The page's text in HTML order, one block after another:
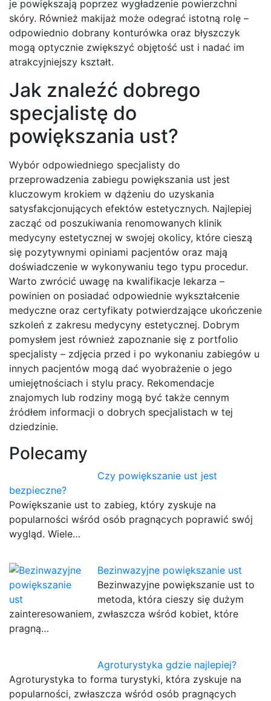
je powiększają poprzez wygładzenie powierzchni
skóry. Również makijaż może odegrać istotną rolę –
odpowiednio dobrany konturówka oraz błyszczyk
mogą optycznie zwiększyć objętość ust i nadać im
atrakcyjniejszy kształt.
Jak znaleźć dobrego
specjalistę do
powiększania ust?
Wybór odpowiedniego specjalisty do
przeprowadzenia zabiegu powiększania ust jest
kluczowym krokiem w dążeniu do uzyskania
satysfakcjonujących efektów estetycznych. Najlepiej
zacząć od poszukiwania renomowanych klinik
medycyny estetycznej w swojej okolicy, które cieszą
się pozytywnymi opiniami pacjentów oraz mają
doświadczenie w wykonywaniu tego typu procedur.
Warto zwrócić uwagę na kwalifikacje lekarza –
powinien on posiadać odpowiednie wykształcenie
medyczne oraz certyfikaty potwierdzające ukończenie
szkoleń z zakresu medycyny estetycznej. Dobrym
pomysłem jest również zapoznanie się z portfolio
specjalisty – zdjęcia przed i po wykonaniu zabiegów u
innych pacjentów mogą dać wyobrażenie o jego
umiejętnościach i stylu pracy. Rekomendacje
znajomych lub rodziny mogą być także cennym
źródłem informacji o dobrych specjalistach w tej
dziedzinie.
Polecamy
Czy powiększanie ust jest
bezpieczne?
Powiększanie ust to zabieg, który zyskuje na
popularności wśród osób pragnących poprawić swój
wygląd. Wiele…
Bezinwazyjne powiększanie ust
Bezinwazyjne powiększanie ust to
metoda, która cieszy się dużym
zainteresowaniem, zwłaszcza wśród kobiet, które
pragną…
Agroturystyka gdzie najlepiej?
Agroturystyka to forma turystyki, która zyskuje na
popularności, zwłaszcza wśród osób pragnących